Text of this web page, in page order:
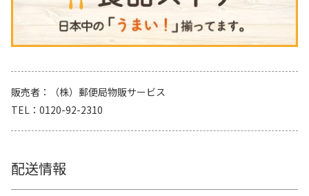
販売者
（株）郵便局物販サービス
TEL
0120-92-2310
配送情報